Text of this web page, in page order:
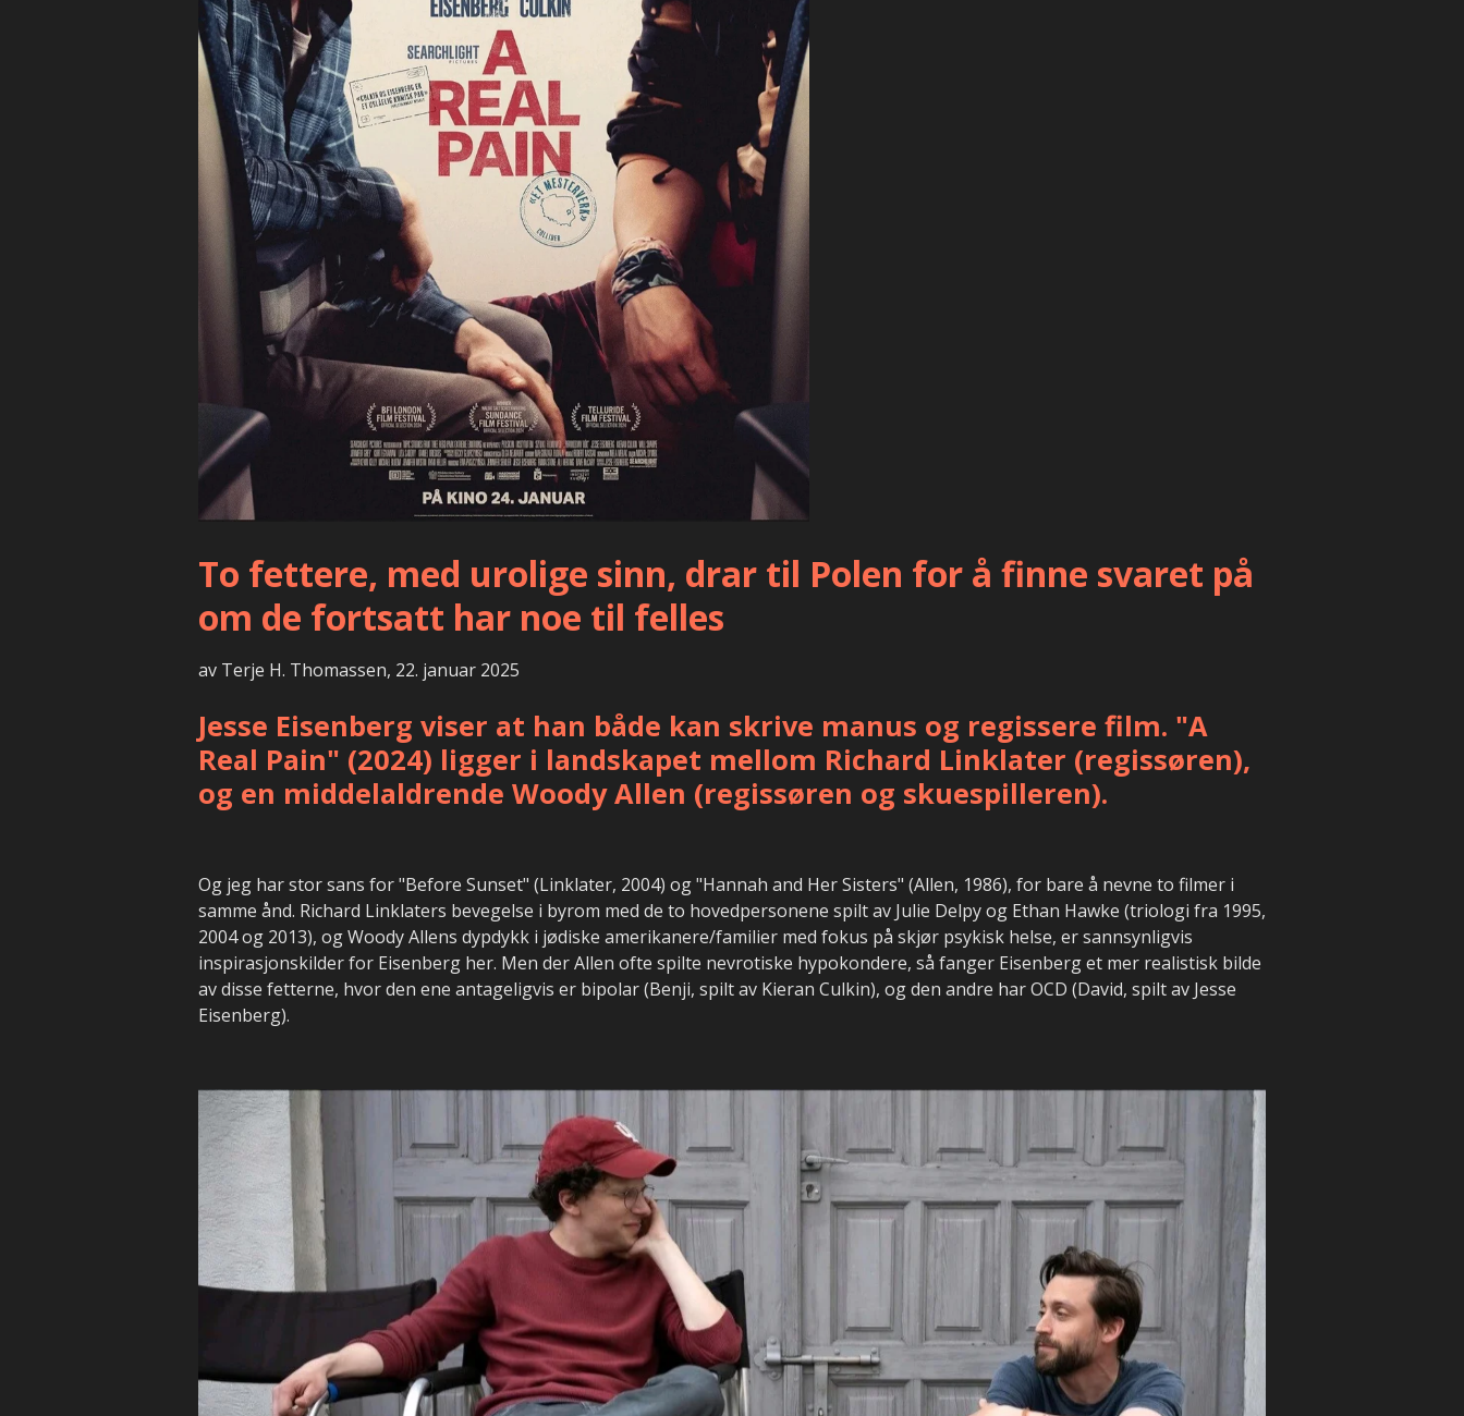
To fettere, med urolige sinn, drar til Polen for å finne svaret på
om de fortsatt har noe til felles
av Terje H. Thomassen, 22. januar 2025
Jesse Eisenberg viser at han både kan skrive manus og regissere film. "A
Real Pain" (2024) ligger i landskapet mellom Richard Linklater (regissøren),
og en middelaldrende Woody Allen (regissøren og skuespilleren).
Og jeg har stor sans for "Before Sunset" (Linklater, 2004) og "Hannah and Her Sisters" (Allen, 1986), for bare å nevne to filmer i
samme ånd. Richard Linklaters bevegelse i byrom med de to hovedpersonene spilt av Julie Delpy og Ethan Hawke (triologi fra 1995,
2004 og 2013), og Woody Allens dypdykk i jødiske amerikanere/familier med fokus på skjør psykisk helse, er sannsynligvis
inspirasjonskilder for Eisenberg her. Men der Allen ofte spilte nevrotiske hypokondere, så fanger Eisenberg et mer realistisk bilde
av disse fetterne, hvor den ene antageligvis er bipolar (Benji, spilt av Kieran Culkin), og den andre har OCD (David, spilt av Jesse
Eisenberg).